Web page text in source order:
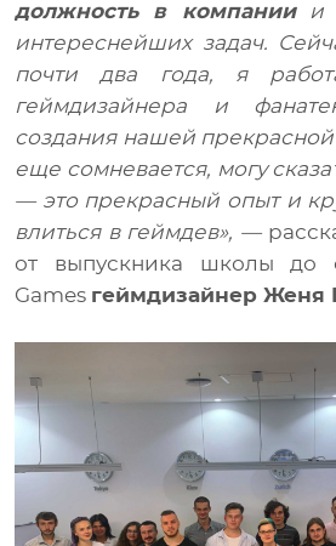
должность в компаниии
интереснейших задач.
почти два года, я
геймдизайнера и
создания нашей прекрасной
еще сомневается, могу
— это прекрасный опыт и
влиться в геймдев», —
от выпускника школы до
Games геймдизайнер Женя